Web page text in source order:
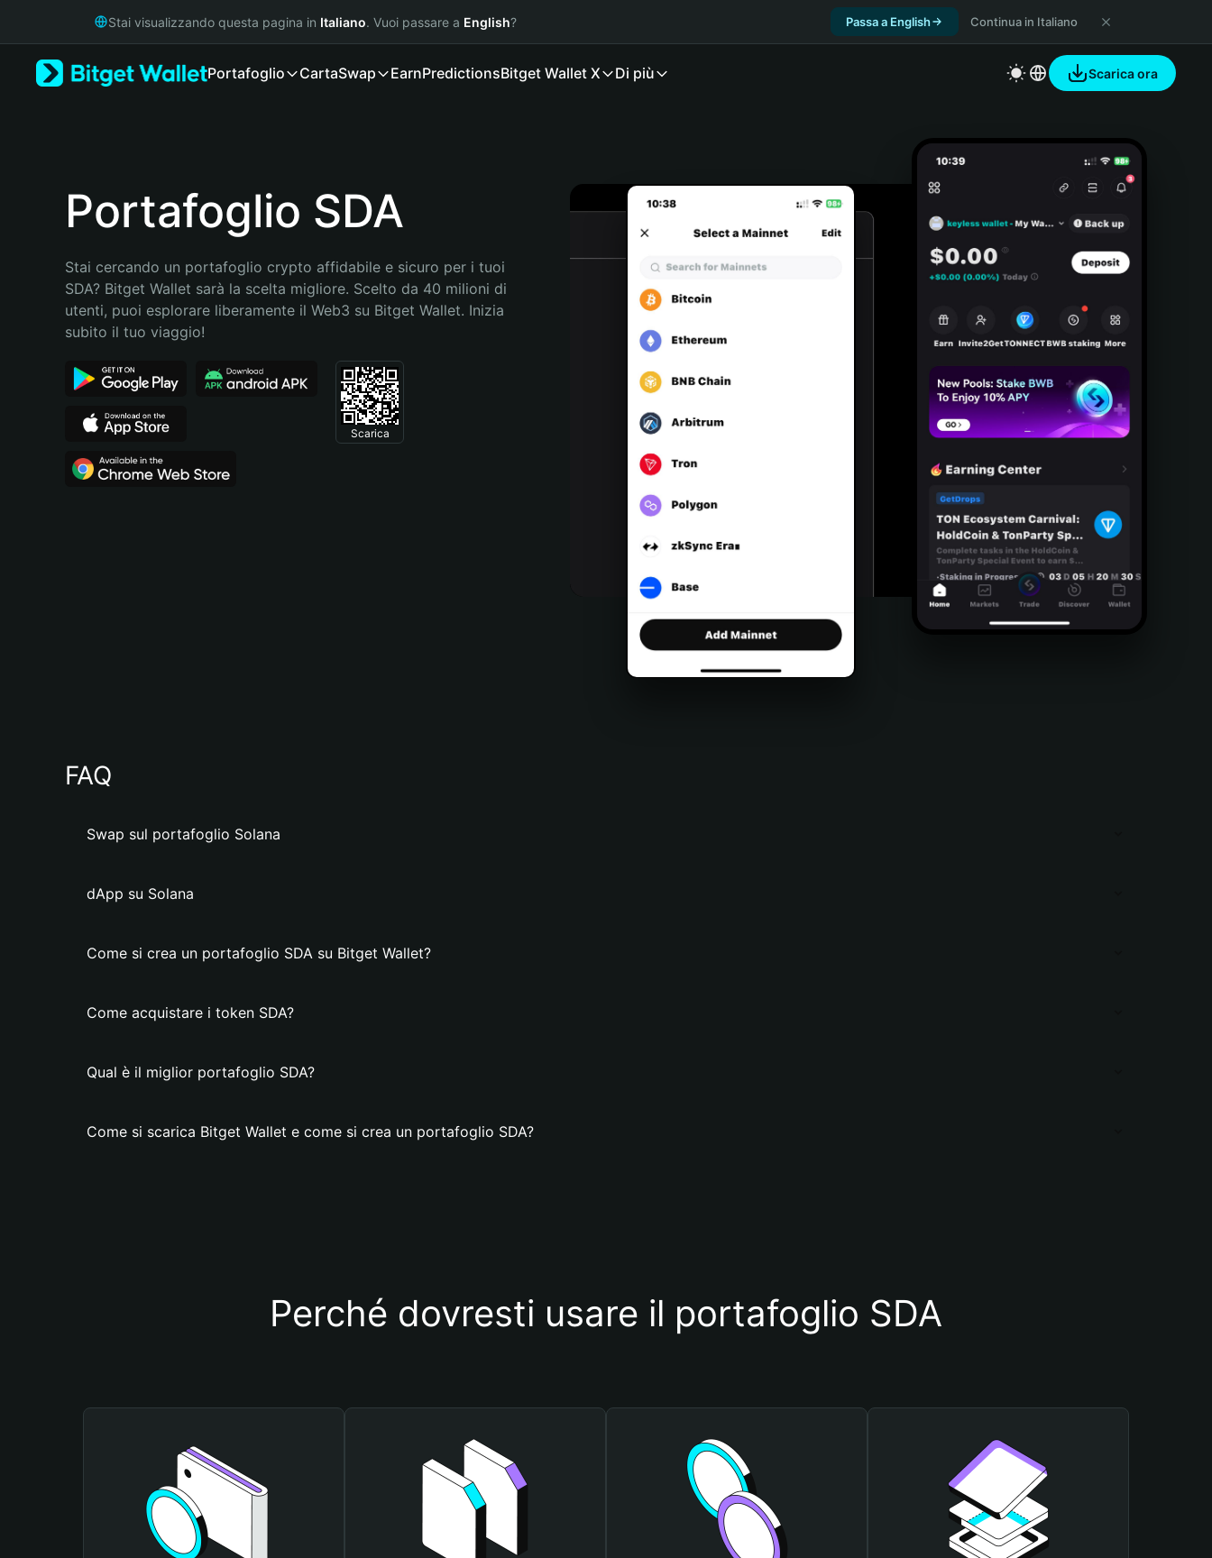
Русский
Bahasa Indonesia
Português (Brasil)
Stai visualizzando questa pagina in Italiano. Vuoi passare a English? Passa a English Continua in Italiano
Portafoglio CartaSwap EarnPredictionsBitget Wallet X Di più Scarica ora
Portafoglio SDA
Stai cercando un portafoglio crypto affidabile e sicuro per i tuoi
SDA? Bitget Wallet sarà la scelta migliore. Scelto da 40 milioni di
utenti, puoi esplorare liberamente il Web3 su Bitget Wallet. Inizia
subito il tuo viaggio!
Scarica
FAQ
Swap sul portafoglio Solana
dApp su Solana
Come si crea un portafoglio SDA su Bitget Wallet?
Come acquistare i token SDA?
Qual è il miglior portafoglio SDA?
Come si scarica Bitget Wallet e come si crea un portafoglio SDA?
Perché dovresti usare il portafoglio SDA